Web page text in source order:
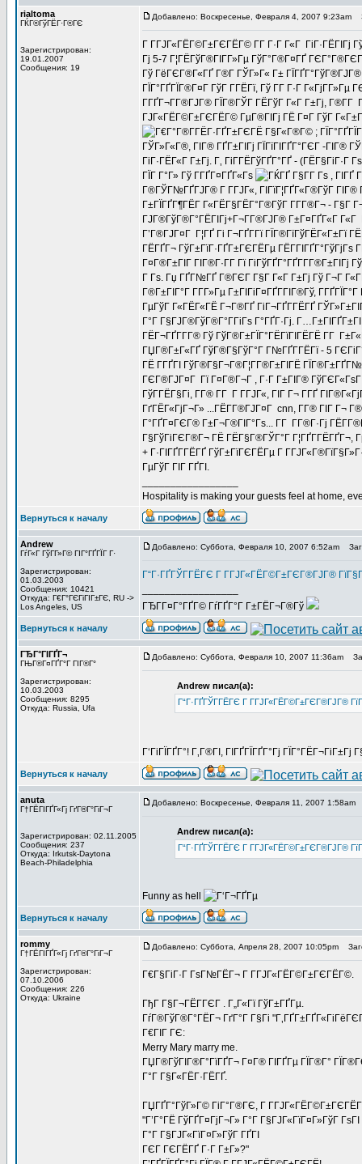
rialtoma
ГЌГ®ГўГЁГ·Г®ГЄ
Зарегистрирован:
19.01.2007
Сообщения: 19
Добавлено: Воскресенье, Февраля 4, 2007 9:23am
Г Г­ГЈГ«ГЁГ©Г±ГЄГЁГ© Г­Г Г·Г Г«Г ГіГ·ГЁГІГј
Гј 5-7 Г¦ГЁГўГ®ГІГ­Г»Гµ ГўГ°Г®Г¤ГҐ
Гў ГёГЄГ®Г«ГҐ Г®Г­ ГЎГ»Г« Г±
ГЇГ°ГҐГЇГ®Г¤Г ГўГ Г­ГЁГї, Гў Г­Г Г·Г
Г­ГҐГ¬Г­Г®ГЈГ® ГЇГ®ГЎГ ГЁГўГ Г«Г Г±Гј, Г®Г­Г
ГЈГ«ГЁГ©Г±ГЄГЁГ© ГµГ®ГІГј ГЁ Г¤Г ГўГ
;
ГЎГ»Г«Г®, ГІГ® ГҐГ±ГІГј ГЇГїГІГҐГ°ГЄГ -ГІГ®
ГіГ·ГЁГ«Г Г±Гј. Г‚ ГіГ­ГЁГўГҐГ°ГҐ -
ГЇГ Г°Г» Гў Г­ГҐГ¤ГҐГ«Гѕ
, ГІГҐ
Г®ГЎГ№ГҐГЈГ® Г Г­ГЈГ«, ГІГїГ¦ГҐГ«Г®ГўГ ГІГ®
Г±ГЇГҐГ¶ГЁГ Г«ГЁГ§ГЁГ°Г®ГўГ Г­Г­Г®Г¬ - Г§Г
ГЈГ®ГўГ®Г°ГЁГІГј+Г¬Г­Г®ГЈГ® Г±Г¤ГҐГ«Г Г«Г
Г’Г®ГЈГ¤Г Г¦ГҐ Гі Г¬ГҐГ­Гї ГЇГ®ГїГўГЁГ«Г±Гї
ГЁГҐГ¬ ГўГ±ГїГ·ГҐГ±ГЄГЁГµ
Г¤Г®Г±ГІГ ГІГ®Г·Г­Г Гї
Г Гѕ. Гџ ГҐГ№ГҐ Г®ГЄГ Г§Г Г«Г Г±Гј Гў Г¬Г
Г®Г±ГІГ°Г Г­Г­Г»Гµ Г±ГІГіГ¤ГҐГ­ГІГ®Гў,
ГµГўГ Г«ГЁГ«ГЁ Г¬Г®ГҐ ГіГ¬ГҐГ­ГЁГҐ
Г°Г Г§ГЈГ®ГўГ®Г°Г­ГіГѕ Г°ГҐГ·Гј.
ГЁГ¬ГҐГ­Г­Г® Гў ГўГ®Г±ГЇГ°ГЁГїГІГЁГЁ Г­Г
ГЏГ®Г±Г«ГҐ ГўГ®Г§ГўГ°Г Г№ГҐГ­ГЁГї - 5
ГЁ Г­ГҐГІ ГўГ®Г§Г¬Г®Г¦Г­Г®Г±ГІГЁ
ГЄГ®ГЈГ¤Г Гї Г¤Г®Г¬Г , Г·Г Г±ГІГ®
ГўГ­ГЁГ§Гі, Г­Г® Г­Г Г Г­ГЈГ«, ГІГ Г¬ Г­ГҐ
ГґГЁГ«ГјГ¬Г» ...ГЁГ­Г®ГЈГ¤Г cnn, Г­Г® ГІГ Г¬
Г°ГҐГ¤ГЄГ® Г±Г¬Г®ГІГ°Гѕ... Г­Г Г­Г®Г·Гј
Г§ГўГіГЄГ®Г¬ ГЁ ГЁГ§Г®ГЎГ°Г Г¦ГҐГ­ГЁГҐГ¬,
+ Г·ГІГҐГ­ГЁГҐ ГўГ±ГїГЄГЁГµ Г
ГµГўГ ГІГ ГҐГІ.
Hospitality is making your guests feel at home,
Вернуться к началу
Andrew
ГѓГ«Г ГўГ­Г»Г© ГІГ°ГҐГЇГ Г·
Зарегистрирован:
01.03.2003
Сообщения: 10421
Откуда: Г€Г°ГЄГіГІГ±ГЄ, RU ->
Los Angeles, US
Добавлено: Суббота, Февраля 10, 2007 6:52am
Г“Г·ГҐГЎГ­ГЁГЄ Г Г­ГЈГ«ГЁГ©Г±ГЄГ®ГЈГ®
ГЂГ­Г¤Г°ГҐГ© ГѓГҐГ°Г Г±ГЁГ¬Г®Гў
Вернуться к началу
ГЂГ°ГІГҐГ¬
ГЊГ®Г¤ГҐГ°Г ГІГ®Г°
Зарегистрирован:
10.03.2003
Сообщения: 8295
Откуда: Russia, Ufa
Добавлено: Суббота, Февраля 10, 2007 11:36am
Andrew писал(а):
Г“Г·ГҐГЎГ­ГЁГЄ Г Г­ГЈГ«ГЁГ©Г±ГЄГ®ГЈГ®
Г‘ГіГЇГҐГ°! Г‚Г®ГІ, ГІГҐГЇГҐГ°Гј
Вернуться к началу
anuta
Г†ГЁГІГҐГ«Гј ГґГ®Г°ГіГ¬Г
Зарегистрирован: 02.11.2005
Сообщения: 237
Откуда: Irkutsk-Daytona
Beach-Philadelphia
Добавлено: Воскресенье, Февраля 11, 2007 1:58am
Andrew писал(а):
Г“Г·ГҐГЎГ­ГЁГЄ Г Г­ГЈГ«ГЁГ©Г±ГЄГ®ГЈГ®
Funny as hell
Вернуться к началу
rommy
Г†ГЁГІГҐГ«Гј ГґГ®Г°ГіГ¬Г
Зарегистрирован:
07.10.2006
Сообщения: 226
Откуда: Ukraine
Добавлено: Суббота, Апреля 28, 2007 10:05pm
Г€Г§ГіГ·Г ГѕГ№ГЁГ¬ Г Г­ГЈГ«ГЁГ©Г±ГЄГЁГ©.
ГђГ Г§Г¬ГЁГ­ГЄГ . Г„Г«Гї ГўГ±ГҐГµ.
ГѓГ®ГўГ®Г°ГЁГ¬ ГґГ°Г Г§Гі
Г€ГІГ ГЄ:
Merry Mary marry me.
ГЏГ®ГўГІГ®Г°ГїГҐГ¬ Г¤Г® ГІГҐГµ ГЇГ®Г°
Г°Г Г§Г«ГЁГ·ГЁГҐ.
ГЏГҐГ°ГўГ»Г© ГіГ°Г®ГЄ, Г
"Г’Г°ГЁ ГўГҐГ¤ГјГ¬Г» Г°Г Г§ГЈГ«ГїГ¤Г»ГўГ
Г°Г Г§ГЈГ«ГїГ¤Г»ГўГ ГҐГІ
ГЄГ ГЄГЁГҐ Г·Г Г±Г»?"